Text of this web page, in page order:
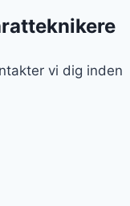
vi dig inden